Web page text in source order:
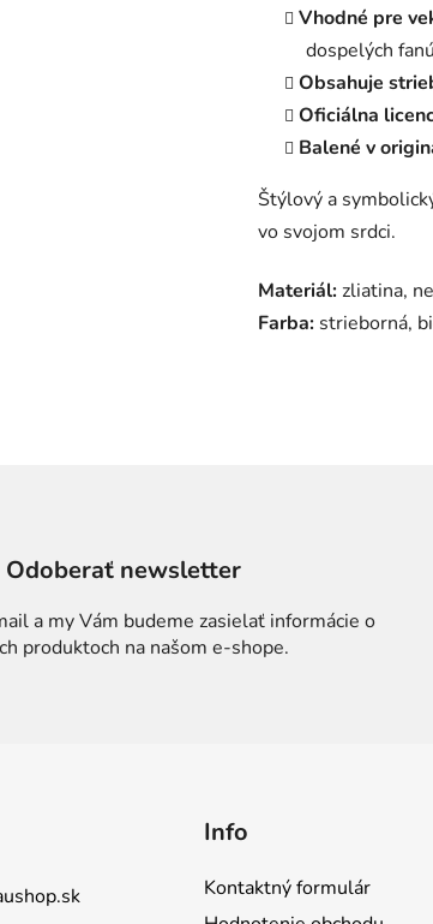
Vhodné pre
dospelých
Obsahuje
Oficiálna
Balené v
Štýlový a
vo svojom srdci.
Materiál:zliatina,
Farba: strieborná,
Odoberať newsletter
a my Vám budeme zasielať informácie o
produktoch na našom e-shope.
Info
Kontaktný formulár